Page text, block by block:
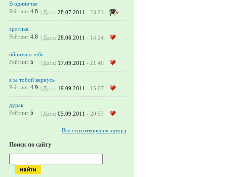
В одиночке
Рейтинг 4.8 | Дата: 28.07.2011 - 23:21
эротика
Рейтинг 4.8 | Дата: 28.08.2011 - 14:24
обнимаю тебя........
Рейтинг 5 | Дата: 17.09.2011 - 21:40
я за тобой вернусь
Рейтинг 4.9 | Дата: 19.09.2011 - 15:07
дурак
Рейтинг 5 | Дата: 05.09.2011 - 20:57
Все стихотворения автора
Поиск по сайту